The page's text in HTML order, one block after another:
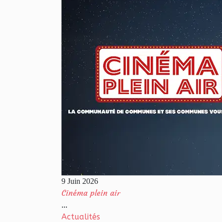
9 Juin 2026
Cinéma plein air
...
Actualités